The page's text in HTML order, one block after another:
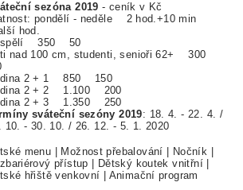
sezóna 2019 - ceník v Kč
pondělí - neděle 2 hod.+10 min
hod.
350 50
nad 100 cm, studenti, senioři 62+ 300
2 + 1 850 150
2 + 2 1.100 200
2 + 3 1.350 250
sváteční sezóny 2019: 18. 4. - 22. 4. /
10. - 30. 10. / 26. 12. - 5. 1. 2020
menu | Možnost přebalování | Nočník |
přístup | Dětský koutek vnitřní |
hřiště venkovní | Animační program